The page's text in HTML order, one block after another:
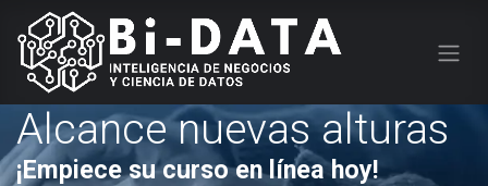
Alcance nuevas alturas
¡Empiece su curso en línea hoy!